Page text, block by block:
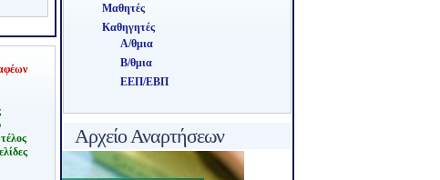
Μαθητές
Καθηγητές
Α/θμια
Β/θμια
ΕΕΠ/ΕΒΠ
Αρχείο Αναρτήσεων